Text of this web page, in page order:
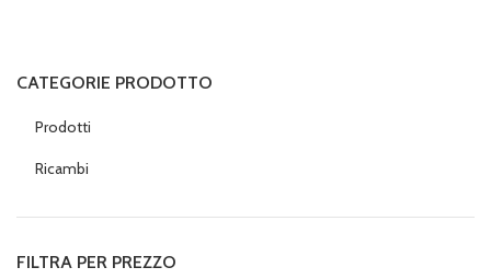
CATEGORIE PRODOTTO
Prodotti
Ricambi
FILTRA PER PREZZO